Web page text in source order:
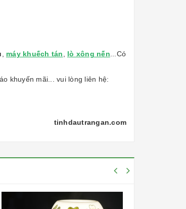
máy khuếch tán lò xông nến ...Có
khuyến mãi... vui lòng liên hệ:
tinhdautrangan.com